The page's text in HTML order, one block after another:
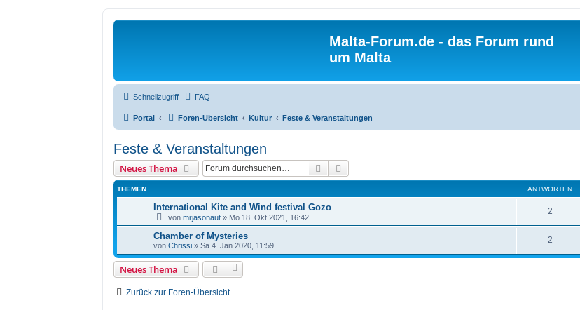
Malta-Forum.de - das Forum rund
um Malta
Schnellzugriff FAQ
Portal Foren-Übersicht Kultur Feste & Veranstaltungen
Feste & Veranstaltungen
Neues Thema Suche
THEMEN ANTWORTEN
International Kite and Wind festival Gozo
von mrjasonaut » Mo 18. Okt 2021, 16:42
2
Chamber of Mysteries
von Chrissi » Sa 4. Jan 2020, 11:59
2
Neues Thema
Zurück zur Foren-Übersicht